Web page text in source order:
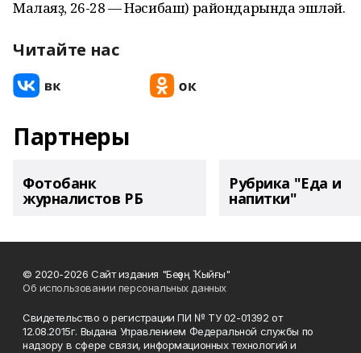
Малаяҙ, 26-28 — Нәсибаш) райондарында эшләй.
Читайте нас
Партнеры
Фотобанк
журналистов РБ
Рубрика "Еда и
напитки"
© 2020-2026 Сайт издания "Беҙҙең Ҡыйғы"
Об использовании персональных данных
Свидетельство о регистрации ПИ № ТУ 02-01392 от
12.08.2015г. Выдана Управлением Федеральной службы по
надзору в сфере связи, информационных технологий и